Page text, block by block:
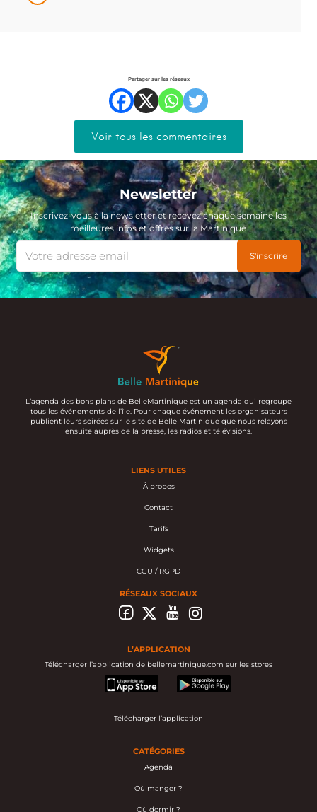
Partager sur les réseaux
Voir tous les commentaires
Newsletter
Inscrivez-vous à la newsletter et recevez chaque semaine les
meilleures infos et offres sur la Martinique
L’agenda des bons plans de BelleMartinique est un agenda qui regroupe
tous les événements de l’île. Pour chaque événement les organisateurs
publient leurs soirées sur le site de Belle Martinique que nous relayons
ensuite auprès de la presse, les radios et télévisions.
LIENS UTILES
À propos
Contact
Tarifs
Widgets
CGU / RGPD
RÉSEAUX SOCIAUX
L’APPLICATION
Télécharger l’application de bellemartinique.com sur les stores
appstore
googleplay
Télécharger l’application
CATÉGORIES
Agenda
Où manger ?
Où dormir ?